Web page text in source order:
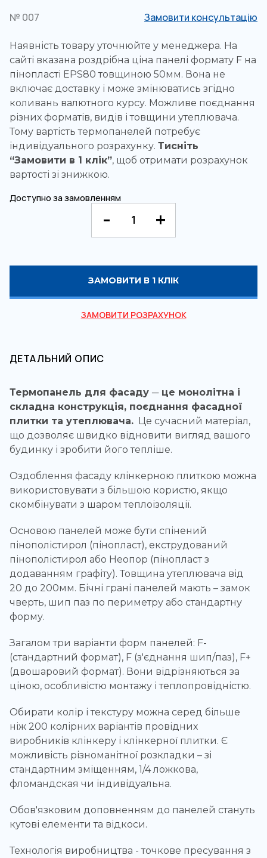
№ 007 Замовити консультацію
Наявність товару уточнюйте у менеджера. На
сайті вказана роздрібна ціна панелі формату F на
пінопласті EPS80 товщиною 50мм. Вона не
включає доставку і може змінюватись згідно
коливань валютного курсу. Можливе поєднання
різних форматів, видів і товщини утеплювача.
Тому вартість термопанелей потребує
індивідуального розрахунку. Тисніть
“Замовити в 1 клік”, щоб отримати розрахунок
вартості зі знижкою.
Доступно за замовленням
ЗАМОВИТИ В 1 КЛІК
ЗАМОВИТИ РОЗРАХУНОК
ДЕТАЛЬНИЙ ОПИС
Термопанель для фасаду ─ це монолітна і
складна конструкція, поєднання фасадної
плитки та утеплювача. Це сучасний матеріал,
що дозволяє швидко відновити вигляд вашого
будинку і зробити його тепліше.
Оздоблення фасаду клінкерною плиткою можна
використовувати з більшою користю, якщо
скомбінувати з шаром теплоізоляції.
Основою панелей може бути спінений
пінополістирол (пінопласт), екструдований
пінополістирол або Неопор (пінопласт з
додаванням графіту). Товщина утеплювача від
20 до 200мм. Бічні грані панелей мають – замок
чверть, шип паз по периметру або стандартну
форму.
Загалом три варіанти форм панелей: F-
(стандартний формат), F (з'єднання шип/паз), F+
(двошаровий формат). Вони відрізняються за
ціною, особливістю монтажу і теплопровідністю.
Обирати колір і текстуру можна серед більше
ніж 200 колірних варіантів провідних
виробників клінкеру і клінкерної плитки. Є
можливість різноманітної розкладки – зі
стандартним зміщенням, 1/4 ложкова,
фломандская чи індивідуальна.
Обов'язковим доповненням до панелей стануть
кутові елементи та відкоси.
Технологія виробництва - точкове пресування з